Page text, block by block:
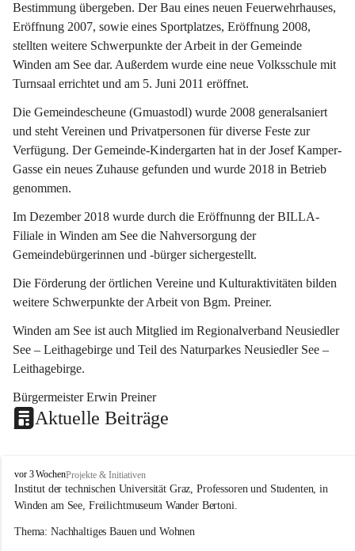
Bestimmung übergeben. Der Bau eines neuen Feuerwehrhauses,
Eröffnung 2007, sowie eines Sportplatzes, Eröffnung 2008,
stellten weitere Schwerpunkte der Arbeit in der Gemeinde
Winden am See dar. Außerdem wurde eine neue Volksschule mit
Turnsaal errichtet und am 5. Juni 2011 eröffnet.
Die Gemeindescheune (Gmuastodl) wurde 2008 generalsaniert
und steht Vereinen und Privatpersonen für diverse Feste zur
Verfügung. Der Gemeinde-Kindergarten hat in der Josef Kamper-
Gasse ein neues Zuhause gefunden und wurde 2018 in Betrieb
genommen.
Im Dezember 2018 wurde durch die Eröffnunng der BILLA-
Filiale in Winden am See die Nahversorgung der
Gemeindebürgerinnen und -bürger sichergestellt.
Die Förderung der örtlichen Vereine und Kulturaktivitäten bilden
weitere Schwerpunkte der Arbeit von Bgm. Preiner.
Winden am See ist auch Mitglied im Regionalverband Neusiedler
See – Leithagebirge und Teil des Naturparkes Neusiedler See –
Leithagebirge.
Bürgermeister Erwin Preiner
Aktuelle Beiträge
W
i
n
e
vor 3 WochenProjekte & Initiativen
Institut der technischen Universität Graz, Professoren und Studenten, in
Winden am See, Freilichtmuseum Wander Bertoni.
Thema: Nachhaltiges Bauen und Wohnen